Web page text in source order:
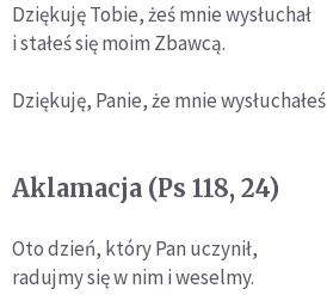
Dziękuję Tobie, żeś mnie wysłuchał
i stałeś się moim Zbawcą.
Dziękuję, Panie, że mnie wysłuchałeś
Aklamacja (Ps 118, 24)
Oto dzień, który Pan uczynił,
radujmy się w nim i weselmy.